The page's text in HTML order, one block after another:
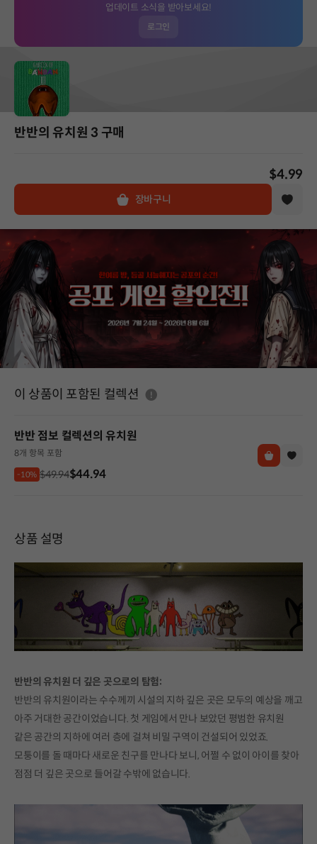
업데이트 소식을 받아보세요!
로그인
반반의 유치원 3 구매
$4.99
장바구니
이 상품이 포함된 컬렉션 도움말
반반 점보 컬렉션의 유치원
8개 항목 포함
-10% $49.94$44.94
상품 설명
반반의 유치원 더 깊은 곳으로의 탐험:
반반의 유치원이라는 수수께끼 시설의 지하 깊은 곳은 모두의 예상을 깨고
아주 거대한 공간이었습니다. 첫 게임에서 만나 보았던 평범한 유치원
같은 공간의 지하에 여러 층에 걸쳐 비밀 구역이 건설되어 있었죠.
모퉁이를 돌 때마다 새로운 친구를 만나다 보니, 어쩔 수 없이 아이를 찾아
점점 더 깊은 곳으로 들어갈 수밖에 없습니다.